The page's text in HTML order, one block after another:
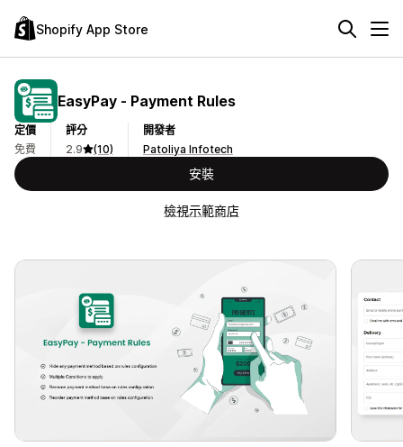
Shopify App Store
EasyPay ‑ Payment Rules
定價
免費
評分
2.9
(10)
開發者
Patoliya Infotech
安裝
檢視示範商店